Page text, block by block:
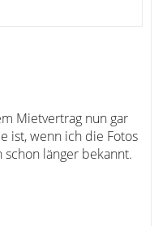
Mietvertrag nun gar
ist, wenn ich die Fotos
länger bekannt.